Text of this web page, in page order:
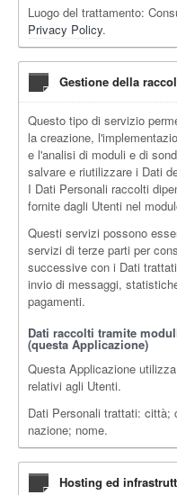
Luogo del trattamento:
Privacy Policy.
Gestione della
Questo tipo di servizio
la creazione,
e l'analisi di moduli e di
salvare e riutilizzare i Dati
I Dati Personali raccolti
fornite dagli Utenti nel
Questi servizi possono
servizi di terze parti per
successive con i Dati
invio di messaggi,
pagamenti.
Dati raccolti tramite
(questa Applicazione)
Questa Applicazione
relativi agli Utenti.
Dati Personali trattati: città;
nazione; nome.
Hosting ed